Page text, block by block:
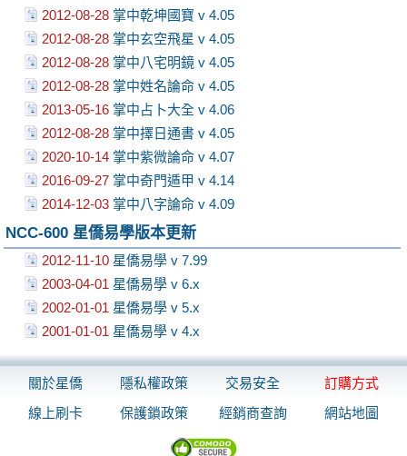
2012-08-28 掌中乾坤國寶 v 4.05
2012-08-28 掌中玄空飛星 v 4.05
2012-08-28 掌中八宅明鏡 v 4.05
2012-08-28 掌中姓名論命 v 4.05
2013-05-16 掌中占卜大全 v 4.06
2012-08-28 掌中擇日通書 v 4.05
2020-10-14 掌中紫微論命 v 4.07
2016-09-27 掌中奇門遁甲 v 4.14
2014-12-03 掌中八字論命 v 4.09
NCC-600 星僑易學版本更新
2012-11-10 星僑易學 v 7.99
2003-04-01 星僑易學 v 6.x
2002-01-01 星僑易學 v 5.x
2001-01-01 星僑易學 v 4.x
關於星僑 隱私權政策 交易安全
訂購方式
線上刷卡
保護鎖政策 經銷商查詢 網站地圖